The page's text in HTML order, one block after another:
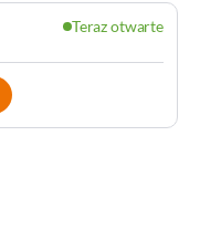
Teraz otwarte